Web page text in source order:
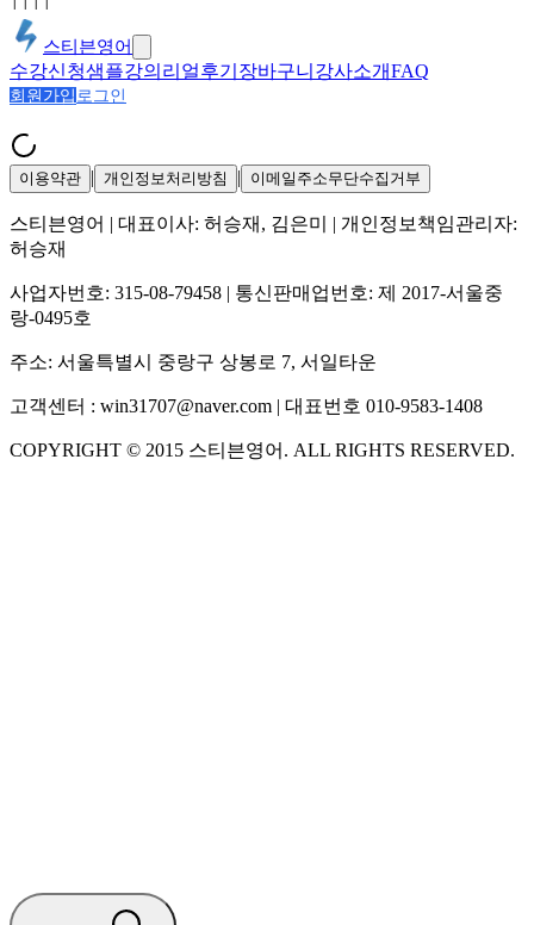
스티븐영어
수강신청샘플강의 리얼후기 장바구니 강사소개FAQ
회원가입 로그인
이용약관 | 개인정보처리방침 | 이메일주소무단수집거부
스티븐영어 | 대표이사: 허승재, 김은미
| 개인정보책임관리자:
허승재
사업자번호: 315-08-79458 | 통신판매업번호: 제 2017-서울중
랑-0495호
주소: 서울특별시 중랑구 상봉로 7, 서일타운
고객센터 : win31707@naver.com | 대표번호 010-9583-1408
COPYRIGHT © 2015 스티븐영어 . ALL RIGHTS RESERVED.